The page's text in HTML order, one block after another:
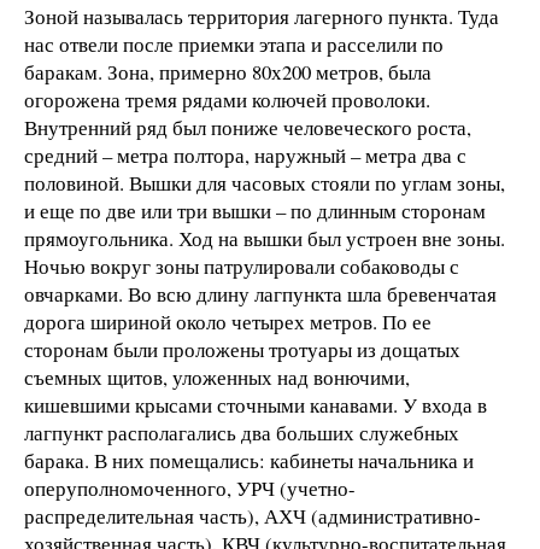
Зоной называлась территория лагерного пункта. Туда
нас отвели после приемки этапа и расселили по
баракам. Зона, примерно 80х200 метров, была
огорожена тремя рядами колючей проволоки.
Внутренний ряд был пониже человеческого роста,
средний – метра полтора, наружный – метра два с
половиной. Вышки для часовых стояли по углам зоны,
и еще по две или три вышки – по длинным сторонам
прямоугольника. Ход на вышки был устроен вне зоны.
Ночью вокруг зоны патрулировали собаководы с
овчарками. Во всю длину лагпункта шла бревенчатая
дорога шириной около четырех метров. По ее
сторонам были проложены тротуары из дощатых
съемных щитов, уложенных над вонючими,
кишевшими крысами сточными канавами. У входа в
лагпункт располагались два больших служебных
барака. В них помещались: кабинеты начальника и
оперуполномоченного, УРЧ (учетно-
распределительная часть), АХЧ (административно-
хозяйственная часть), КВЧ (культурно-воспитательная